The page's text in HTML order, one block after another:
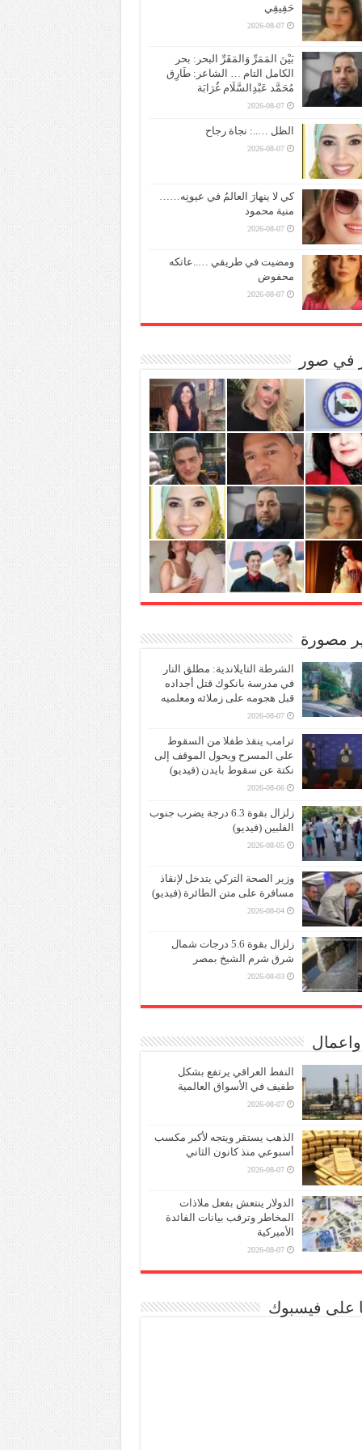
حَقِيقِي
2026-08-07
بَيْنَ المَمَرِّ وَالمَقَرِّ البحر: بحر
الكامل التام … الشاعر: طَارِق
مُحَمَّد عَبْدِالسَّلَام غُرَابَة
2026-08-07
الظل …..: نجاة رجاح
2026-08-07
كي لا ينهارَ العالمُ في عيونِه……
منية محمود
2026-08-07
ومضيت في طريقي …..عاتكه
محفوض
2026-08-07
في صور
مصورة
الشرطة التايلاندية: مطلق النار
في مدرسة بانكوك قتل أجداده
قبل هجومه على زملائه ومعلميه
2026-08-07
ترامب ينقذ طفلا من السقوط
على المسرح ويحول الموقف إلى
نكتة عن سقوط بايدن (فيديو)
2026-08-06
زلزال بقوة 6.3 درجة يضرب جنوب
الفلبين (فيديو)
2026-08-05
وزير الصحة التركي يتدخل لإنقاذ
مسافرة على متن الطائرة (فيديو)
2026-08-04
زلزال بقوة 5.6 درجات شمال
شرق شرم الشيخ بمصر
2026-08-03
النفط العراقي يرتفع بشكل
طفيف في الأسواق العالمية
2026-08-07
الذهب يستقر ويتجه لأكبر مكسب
أسبوعي منذ كانون الثاني
2026-08-07
الدولار ينتعش بفعل ملاذات
المخاطر وترقب بيانات الفائدة
الأميركية
2026-08-07
على فيسبوك